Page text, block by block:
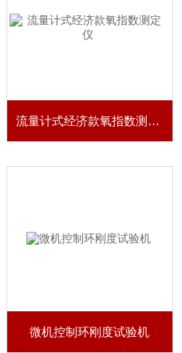
流量计式经济款氧指数测定仪
微机控制环刚度试验机